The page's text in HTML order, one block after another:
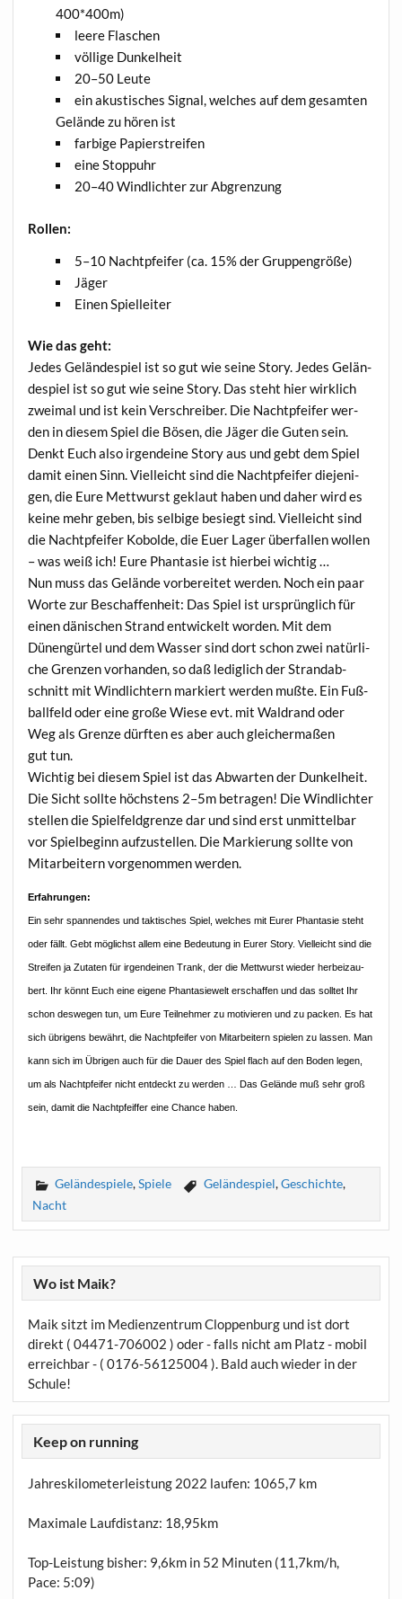
400*400m)
lee­re Flaschen
völ­li­ge Dunkelheit
20–50 Leu­te
ein akus­ti­sches Signal, wel­ches auf dem gesam­ten
Gelän­de zu hören ist
far­bi­ge Papierstreifen
eine Stopp­uhr
20–40 Wind­lich­ter zur Abgrenzung
Rol­len:
5–10 Nacht­pfei­fer (ca. 15% der Gruppengröße)
Jäger
Einen Spiel­lei­ter
Wie das geht:
Jedes Gelän­de­spiel ist so gut wie sei­ne Sto­ry. Jedes Gelän­
de­spiel ist so gut wie sei­ne Sto­ry. Das steht hier wirk­lich
zwei­mal und ist kein Ver­schrei­ber. Die Nacht­pfei­fer wer­
den in die­sem Spiel die Bösen, die Jäger die Guten sein.
Denkt Euch also irgend­ei­ne Sto­ry aus und gebt dem Spiel
damit einen Sinn. Viel­leicht sind die Nacht­pfei­fer die­je­ni­
gen, die Eure Mett­wurst geklaut haben und daher wird es
kei­ne mehr geben, bis sel­bi­ge besiegt sind. Viel­leicht sind
die Nacht­pfei­fer Kobol­de, die Euer Lager über­fal­len wol­len
– was weiß ich! Eure Phan­ta­sie ist hier­bei wichtig …
Nun muss das Gelän­de vor­be­rei­tet wer­den. Noch ein paar
Wor­te zur Beschaf­fen­heit: Das Spiel ist ursprüng­lich für
einen däni­schen Strand ent­wi­ckelt wor­den. Mit dem
Dünen­gür­tel und dem Was­ser sind dort schon zwei natür­li­
che Gren­zen vor­han­den, so daß ledig­lich der Strand­ab­
schnitt mit Wind­lich­tern mar­kiert wer­den muß­te. Ein Fuß­
ball­feld oder eine gro­ße Wie­se evt. mit Wald­rand oder
Weg als Gren­ze dürf­ten es aber auch glei­cher­ma­ßen
gut tun.
Wich­tig bei die­sem Spiel ist das Abwar­ten der Dun­kel­heit.
Die Sicht soll­te höchs­tens 2–5m betra­gen! Die Wind­lich­ter
stel­len die Spiel­feld­gren­ze dar und sind erst unmit­tel­bar
vor Spiel­be­ginn auf­zu­stel­len. Die Mar­kie­rung soll­te von
Mit­ar­bei­tern vor­ge­nom­men werden.
Erfah­run­gen:
Ein sehr span­nen­des und tak­ti­sches Spiel, wel­ches mit Eurer Phan­ta­sie steht
oder fällt. Gebt mög­lichst allem eine Bedeu­tung in Eurer Sto­ry. Viel­leicht sind die
Strei­fen ja Zuta­ten für irgend­ei­nen Trank, der die Mett­wurst wie­der her­bei­zau­
bert. Ihr könnt Euch eine eige­ne Phan­ta­sie­welt erschaf­fen und das soll­tet Ihr
schon des­we­gen tun, um Eure Teil­neh­mer zu moti­vie­ren und zu packen. Es hat
sich übri­gens bewährt, die Nacht­pfei­fer von Mit­ar­bei­tern spie­len zu las­sen. Man
kann sich im Übri­gen auch für die Dau­er des Spiel flach auf den Boden legen,
um als Nacht­pfei­fer nicht ent­deckt zu wer­den … Das Gelän­de muß sehr groß
sein, damit die Nacht­pfeif­fer eine Chan­ce haben.
Geländespiele,Spiele Geländespiel,Geschichte,
Nacht
Wo ist Maik?
Maik sitzt im Medienzentrum Cloppenburg und ist dort
direkt ( 04471-706002 ) oder - falls nicht am Platz - mobil
erreichbar - ( 0176-56125004 ). Bald auch wieder in der
Schule!
Keep on running
Jahreskilometerleistung 2022 laufen: 1065,7 km
Maximale Laufdistanz: 18,95km
Top-Leistung bisher: 9,6km in 52 Minuten (11,7km/h,
Pace: 5:09)